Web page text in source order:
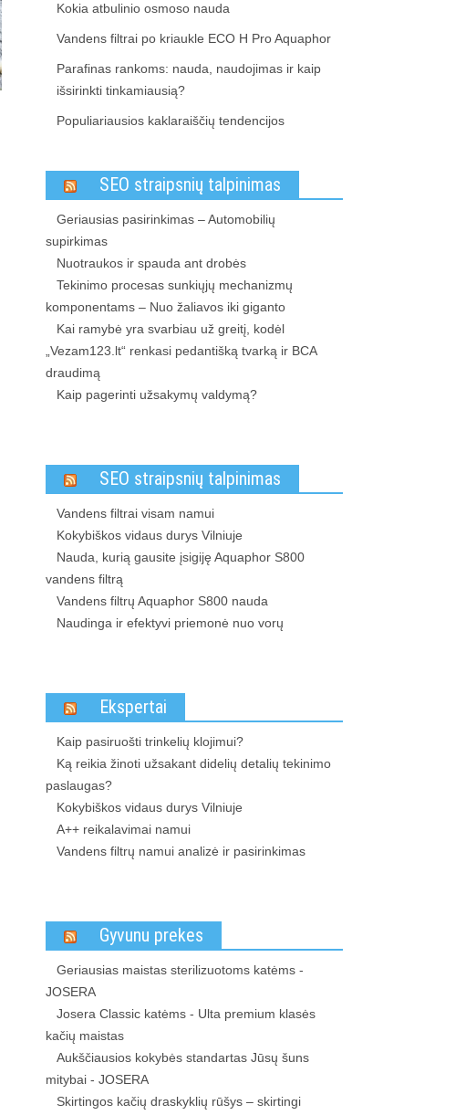
Kokia atbulinio osmoso nauda
Vandens filtrai po kriaukle ECO H Pro Aquaphor
Parafinas rankoms: nauda, naudojimas ir kaip
išsirinkti tinkamiausią?
Populiariausios kaklaraiščių tendencijos
SEO straipsnių talpinimas
Geriausias pasirinkimas – Automobilių
supirkimas
Nuotraukos ir spauda ant drobės
Tekinimo procesas sunkiųjų mechanizmų
komponentams – Nuo žaliavos iki giganto
Kai ramybė yra svarbiau už greitį, kodėl
„Vezam123.lt“ renkasi pedantišką tvarką ir BCA
draudimą
Kaip pagerinti užsakymų valdymą?
SEO straipsnių talpinimas
Vandens filtrai visam namui
Kokybiškos vidaus durys Vilniuje
Nauda, kurią gausite įsigiję Aquaphor S800
vandens filtrą
Vandens filtrų Aquaphor S800 nauda
Naudinga ir efektyvi priemonė nuo vorų
Ekspertai
Kaip pasiruošti trinkelių klojimui?
Ką reikia žinoti užsakant didelių detalių tekinimo
paslaugas?
Kokybiškos vidaus durys Vilniuje
A++ reikalavimai namui
Vandens filtrų namui analizė ir pasirinkimas
Gyvunu prekes
Geriausias maistas sterilizuotoms katėms -
JOSERA
Josera Classic katėms - Ulta premium klasės
kačių maistas
Aukščiausios kokybės standartas Jūsų šuns
mitybai - JOSERA
Skirtingos kačių draskyklių rūšys – skirtingi